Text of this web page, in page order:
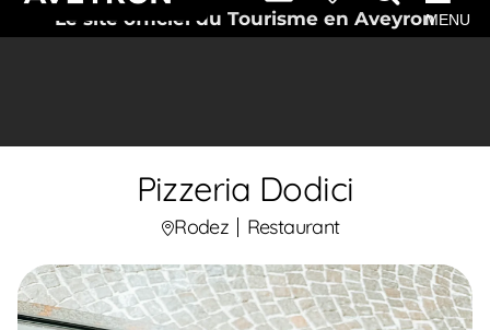
Le site officiel du Tourisme en AveyronMENU
Pizzeria Dodici
Rodez Restaurant